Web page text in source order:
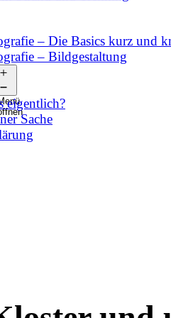
– Die Basics kurz und
– Bildgestaltung
eigentlich?
Sache